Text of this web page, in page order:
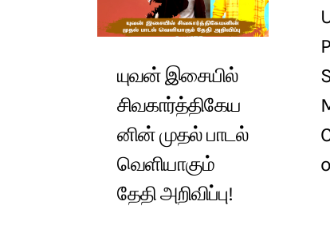
யுவன் இசையில்
சிவகார்த்திகேய
னின் முதல் பாடல்
வெளியாகும்
தேதி அறிவிப்பு!